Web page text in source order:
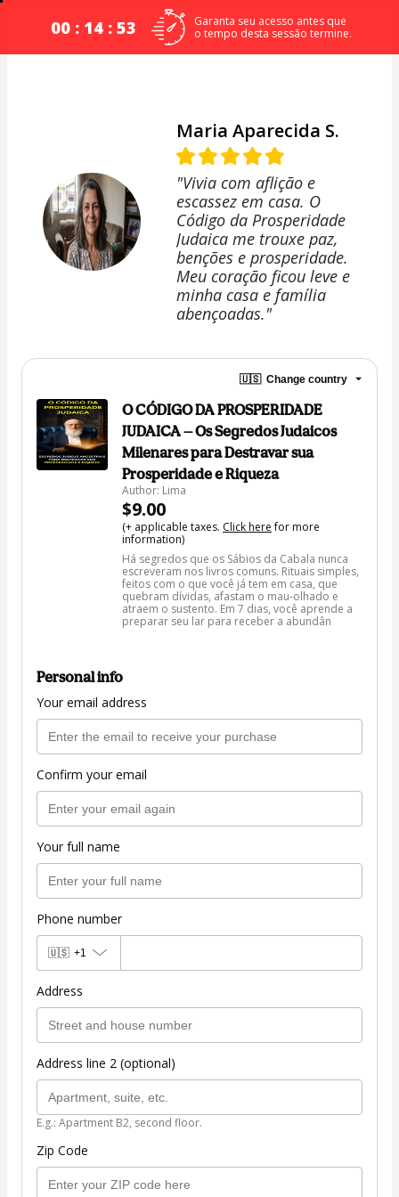
00 : 14 : 52
Garanta seu acesso antes que
o tempo desta sessão termine.
Maria Aparecida S.
"Vivia com aflição e
escassez em casa. O
Código da Prosperidade
Judaica me trouxe paz,
benções e prosperidade.
Meu coração ficou leve e
minha casa e família
abençoadas."
🇺🇸 Change country
O CÓDIGO DA PROSPERIDADE
JUDAICA — Os Segredos Judaicos
Milenares para Destravar sua
Prosperidade e Riqueza
Author: Lima
$9.00
(+ applicable taxes. Click herefor more
information)
Há segredos que os Sábios da Cabala nunca
escreveram nos livros comuns. Rituais simples,
feitos com o que você já tem em casa, que
quebram dívidas, afastam o mau-olhado e
atraem o sustento. Em 7 dias, você aprende a
preparar seu lar para receber a abundân
Personal info
Your email address
Confirm your email
Your full name
Phone number
🇺🇸 +1
Address
Address line 2 (optional)
E.g.: Apartment B2, second floor.
Zip Code